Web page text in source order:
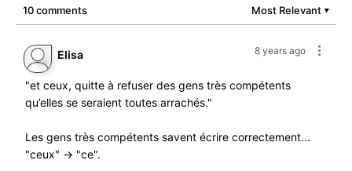
10 comments Most Relevant ▼
8 years ago
Elisa
"et ceux, quitte à refuser des gens très compétents
qu’elles se seraient toutes arrachés."
Les gens très compétents savent écrire correctement...
"ceux" -> "ce".